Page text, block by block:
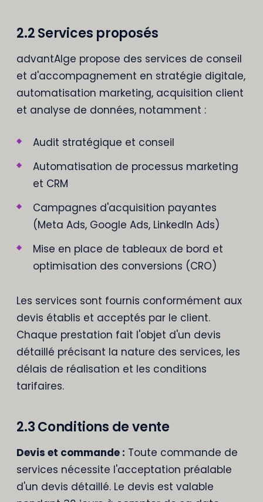
2.2 Services proposés
advantAIge propose des services de conseil
et d'accompagnement en stratégie digitale,
automatisation marketing, acquisition client
et analyse de données, notamment :
Audit stratégique et conseil
Automatisation de processus marketing
et CRM
Campagnes d'acquisition payantes
(Meta Ads, Google Ads, LinkedIn Ads)
Mise en place de tableaux de bord et
optimisation des conversions (CRO)
Les services sont fournis conformément aux
devis établis et acceptés par le client.
Chaque prestation fait l'objet d'un devis
détaillé précisant la nature des services, les
délais de réalisation et les conditions
tarifaires.
2.3 Conditions de vente
Devis et commande : Toute commande de
services nécessite l'acceptation préalable
d'un devis détaillé. Le devis est valable